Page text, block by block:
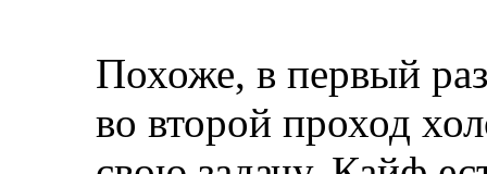
Похоже, в первый
во второй проход